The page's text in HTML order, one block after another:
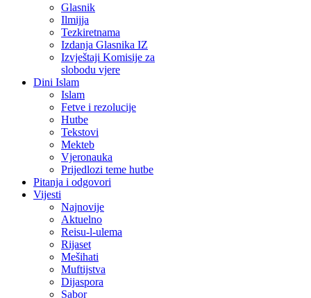
Glasnik
Ilmijja
Tezkiretnama
Izdanja Glasnika IZ
Izvještaji Komisije za
slobodu vjere
Dini Islam
Islam
Fetve i rezolucije
Hutbe
Tekstovi
Mekteb
Vjeronauka
Prijedlozi teme hutbe
Pitanja i odgovori
Vijesti
Najnovije
Aktuelno
Reisu-l-ulema
Rijaset
Mešihati
Muftijstva
Dijaspora
Sabor